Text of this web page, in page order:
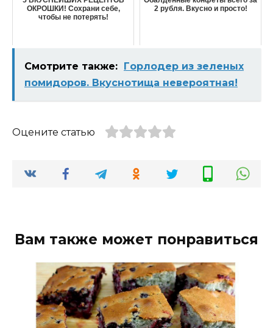
ОКРОШКИ! Сохрани себе,
чтобы не потерять!
2 рубля. Вкусно и просто!
Смотрите также:
Гopлoдep из зeлeныx
пoмидopoв. Вкуснотища невероятная!
Оцените статью
Вам также может понравиться